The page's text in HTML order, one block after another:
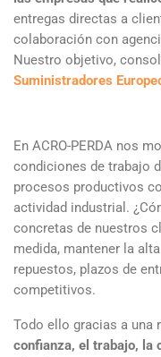
entregas directas a
colaboración con
Nuestro objetivo,
Suministradores
En ACRO-PERDA nos
condiciones de trabajo
procesos productivos
actividad industrial.
concretas de nuestros
medida, mantener la
repuestos, plazos de
competitivos.
Todo ello gracias a una
confianza, el trabajo, la